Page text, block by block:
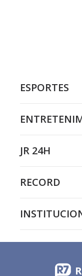
ESPORTES
JR 24H
RECORD